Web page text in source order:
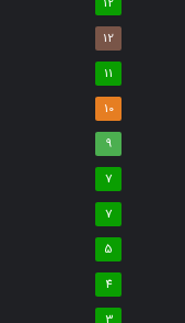
12
11
10
9
7
7
5
4